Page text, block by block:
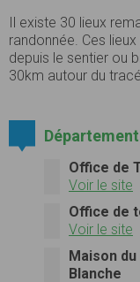
Il existe 30 lieux
randonnée. Ces
depuis le sentier ou
30km autour du
Office de
Voir le site
Office de
Voir le site
Maison
Blanche